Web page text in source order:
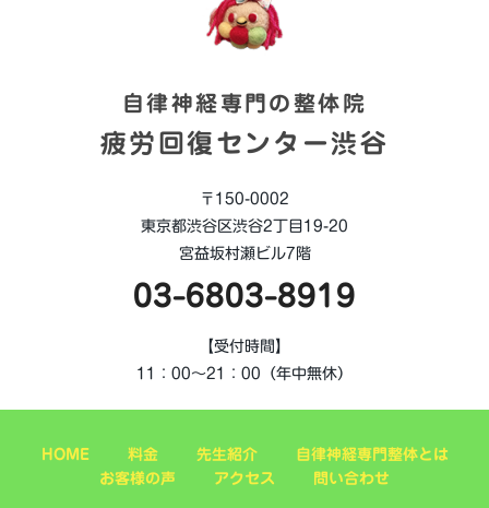
自律神経専門の整体院
疲労回復センター渋谷
〒150-0002
東京都渋谷区渋谷2丁目19-20
宮益坂村瀬ビル7階
03-6803-8919
【受付時間】
11：00～21：00（年中無休）
HOME 料金 先生紹介
自律神経専門整体とは
お客様の声
アクセス 問い合わせ